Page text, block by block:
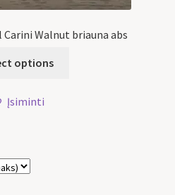
Carini Walnut briauna abs
options
Įsiminti